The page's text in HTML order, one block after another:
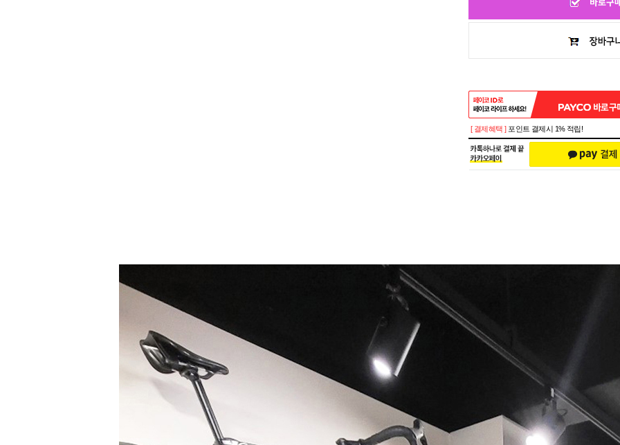
페이코 ID로 페이코 라이
[ 결제혜택 ] 포인트 결제시 1% 적립!